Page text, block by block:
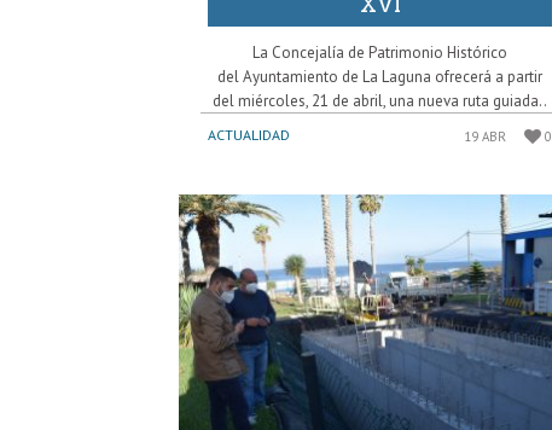
La Concejalía de Patrimonio Histórico
del Ayuntamiento de La Laguna ofrecerá a partir
del miércoles, 21 de abril, una nueva ruta guiada..
ACTUALIDAD 19 ABR 0